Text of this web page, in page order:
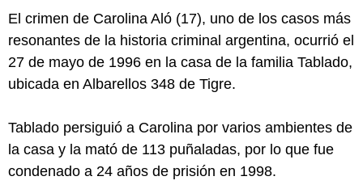
El crimen de Carolina Aló (17), uno de los casos más
resonantes de la historia criminal argentina, ocurrió el
27 de mayo de 1996 en la casa de la familia Tablado,
ubicada en Albarellos 348 de Tigre.
Tablado persiguió a Carolina por varios ambientes de
la casa y la mató de 113 puñaladas, por lo que fue
condenado a 24 años de prisión en 1998.